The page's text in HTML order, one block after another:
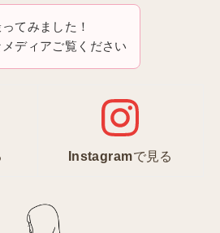
てみました！
ディアご覧ください
Instagramで見る